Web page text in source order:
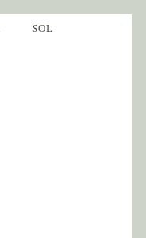
SOL